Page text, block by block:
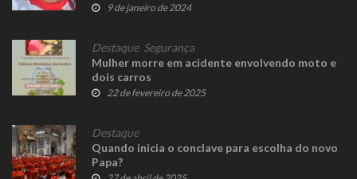
9 de janeiro de 2024
Destaque, Segurança
Mulher morre em acidente envolvendo moto e
dois carros
22 de fevereiro de 2025
Destaque
Quando inicia o conclave para escolha do novo
Papa?